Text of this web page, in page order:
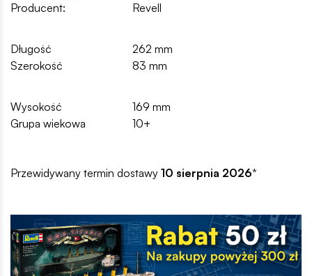
Producent:
Revell
Długość
262 mm
Szerokość
83 mm
Wysokość
169 mm
Grupa wiekowa
10+
Przewidywany termin dostawy 10 sierpnia 2026*